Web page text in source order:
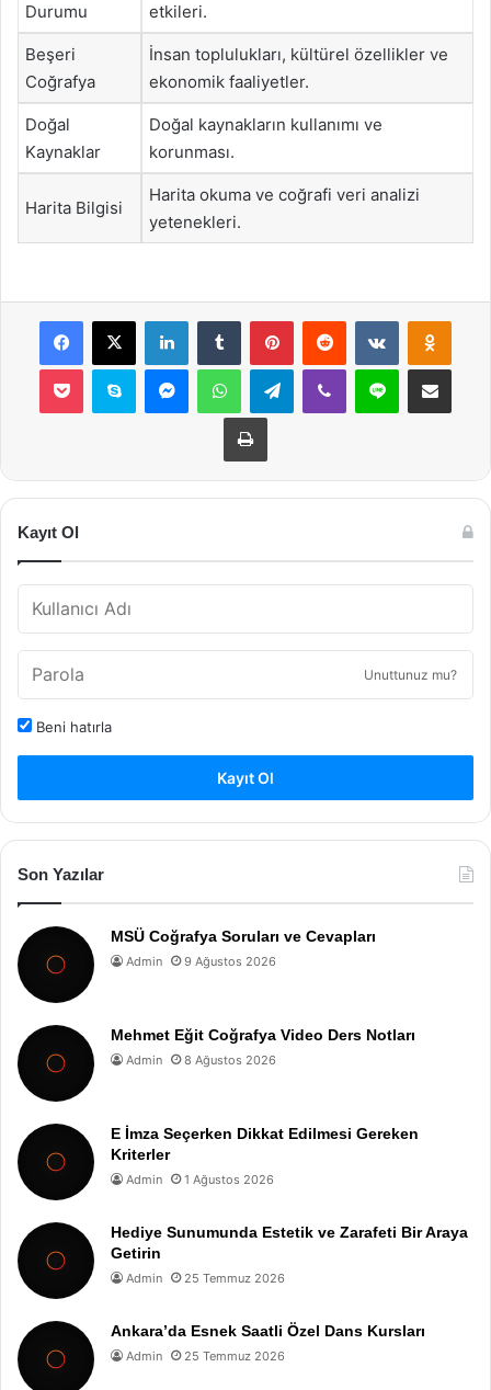
Durumu
etkileri.
Beşeri
Coğrafya
İnsan toplulukları, kültürel özellikler ve
ekonomik faaliyetler.
Doğal
Kaynaklar
Doğal kaynakların kullanımı ve
korunması.
Harita Bilgisi
Harita okuma ve coğrafi veri analizi
yetenekleri.
Facebook
X LinkedInTumblr PinterestReddit VKontakte
Pocket Skype MessengerWhatsAppTelegramViber Line E-Posta ile
Yazdır
Kayıt Ol
Unuttunuz mu?
Beni hatırla
Kayıt Ol
Son Yazılar
MSÜ Coğrafya Soruları ve Cevapları
Admin 9 Ağustos 2026
Mehmet Eğit Coğrafya Video Ders Notları
Admin 8 Ağustos 2026
E İmza Seçerken Dikkat Edilmesi Gereken
Kriterler
Admin 1 Ağustos 2026
Hediye Sunumunda Estetik ve Zarafeti Bir Araya
Getirin
Admin 25 Temmuz 2026
Ankara’da Esnek Saatli Özel Dans Kursları
Admin 25 Temmuz 2026